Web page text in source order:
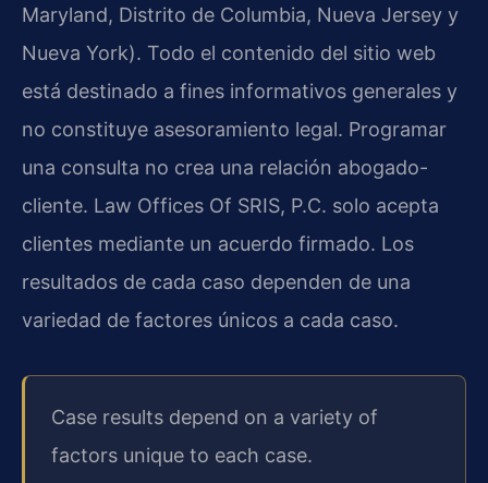
Maryland, Distrito de Columbia, Nueva Jersey y
Nueva York). Todo el contenido del sitio web
está destinado a fines informativos generales y
no constituye asesoramiento legal. Programar
una consulta no crea una relación abogado-
cliente. Law Offices Of SRIS, P.C. solo acepta
clientes mediante un acuerdo firmado. Los
resultados de cada caso dependen de una
variedad de factores únicos a cada caso.
Case results depend on a variety of
factors unique to each case.